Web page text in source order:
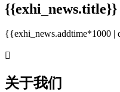
{{exhi_news.title}}
{{exhi_news.addtime*1000

关于我们